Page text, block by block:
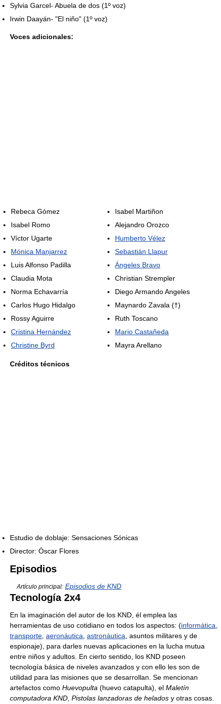
Sylvia Garcel- Abuela de dos (1º voz)
Irwin Daayán- "El niño" (1º voz)
Voces adicionales:
Rebeca Gómez
Isabel Romo
Víctor Ugarte
Mónica Manjarrez
Luis Alfonso Padilla
Claudia Mota
Norma Echavarría
Carlos Hugo Hidalgo
Rossy Aguirre
Cristina Hernández
Christine Byrd
Isabel Martiñon
Alejandro Orozco
Humberto Vélez
Sebastián Llapur
Ángeles Bravo
Christian Strempler
Diego Armando Angeles
Maynardo Zavala (†)
Ruth Toscano
Mario Castañeda
Mayra Arellano
Créditos técnicos
Estudio de doblaje: Sensaciones Sónicas
Director: Óscar Flores
Episodios
Artículo principal: Episodios de KND
Tecnología 2x4
En la imaginación del autor de los KND, él emplea las
herramientas de uso cotidiano en todos los aspectos: (informática,
transporte, aeronáutica, astronáutica, asuntos militares y de
espionaje), para darles nuevas aplicaciones en la lucha mutua
entre niños y adultos. En cierto sentido, los KND poseen
tecnología básica de niveles avanzados y con ello les son de
utilidad para las misiones que se desarrollan. Se mencionan
artefactos como Huevopulta (huevo catapulta), el Maletín
computadora KND, Pistolas lanzadoras de helados y otras cosas.